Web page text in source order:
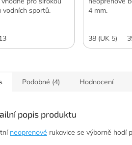
vodních sportů.
4 mm.
38 (UK 5)
Podobné (4) Hodnocení
popis produktu
neoprenové rukavice se výborně hodí